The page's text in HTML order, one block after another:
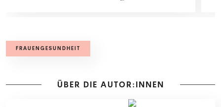
FRAUENGESUNDHEIT
ÜBER DIE AUTOR:INNEN